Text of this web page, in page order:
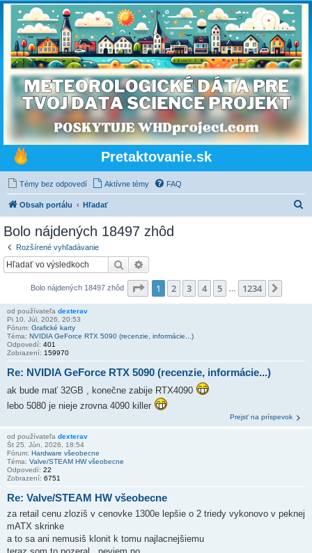
Pretaktovanie.sk
Témy bez odpovedí Aktívne témy FAQ
Obsah portálu Hľadať
Bolo nájdených 18497 zhôd
Rozšírené vyhľadávanie
Hľadať
Bolo nájdených 18497 zhôd Strana1 z1234
1 2 3 4 5 1234
od používateľa dexterav
Pi 10. Júl, 2026, 20:53
Fórum: Grafické karty
Téma: NVIDIA GeForce RTX 5090 (recenzie, informácie...)
Odpovedí: 401
Zobrazení: 159970
Re: NVIDIA GeForce RTX 5090 (recenzie, informácie...)
ak bude mať 32GB , konečne zabije RTX4090
lebo 5080 je nieje zrovna 4090 killer
Prejsť na príspevok
od používateľa dexterav
Št 25. Jún, 2026, 18:54
Fórum: Hardware všeobecne
Téma: Valve/STEAM HW všeobecne
Odpovedí: 22
Zobrazení: 6751
Re: Valve/STEAM HW všeobecne
za retail cenu zloziš v cenovke 1300e lepšie o 2 triedy vykonovo v peknej
mATX skrinke
a to sa ani nemusiš klonit k tomu najlacnejšiemu